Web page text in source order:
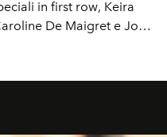
in first row, Keira
De Maigret e Joan